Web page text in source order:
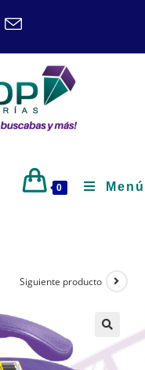
0 Menú
Siguiente producto
🔍